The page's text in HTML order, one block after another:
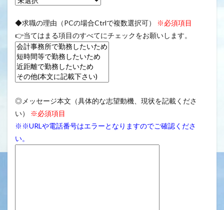
◆求職の理由（PCの場合Ctrlで複数選択可）
※必須項目
👉当てはまる項目のすべてにチェックをお願いします。
◎メッセージ本文（具体的な志望動機、現状を記載くださ
い）
※必須項目
※※URLや電話番号はエラーとなりますのでご確認くださ
い。